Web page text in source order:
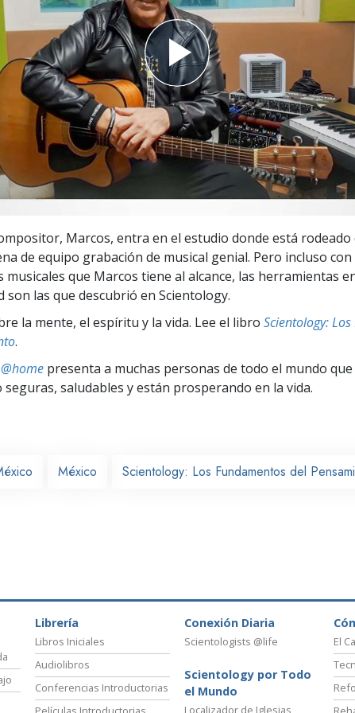
Marcos, entra en el estudio donde está rodeado
de equipo grabación de musical genial. Pero incluso con
que Marcos tiene al alcance, las herramientas
son las que descubrió en Scientology.
la mente, el espíritu y la vida. Lee el libro Scientology:
.
presenta a muchas personas de todo el mundo
saludables y están prosperando en la vida.
México Scientology: Los Fundamentos del
Librería
Libros Iniciales
Audiolibros
Conferencias Introductorias
Conexión Diaria
Scientologists @life
Scientology por Todo
el Mundo
Localizador de Iglesias
El